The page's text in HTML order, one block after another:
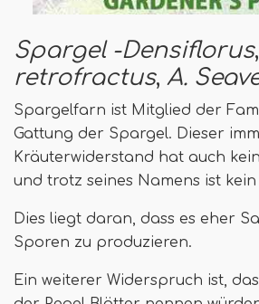
Spargel -Densiflorus,
retrofractus, A.
Spargelfarn ist Mitglied der
Gattung der Spargel. Dieser
Kräuterwiderstand hat auch
und trotz seines Namens ist
Dies liegt daran, dass es eher
Sporen zu produzieren.
Ein weiterer Widerspruch ist,